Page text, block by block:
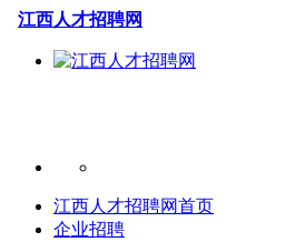
江西人才招聘网
江西人才招聘网首页
企业招聘